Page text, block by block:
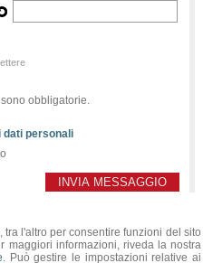
l'altro per consentire funzioni del sito
maggiori informazioni, riveda la nostra
. Può gestire le impostazioni relative ai
obbligatorie.
dati personali
(TO) - Tel. 011.9975970 - Fax